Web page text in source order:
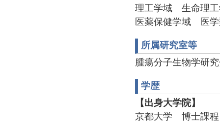
理工学域 生命理
医薬保健学域 医
所属研究室等
腫瘍分子生物学研
学歴
【出身大学院】
京都大学 博士課